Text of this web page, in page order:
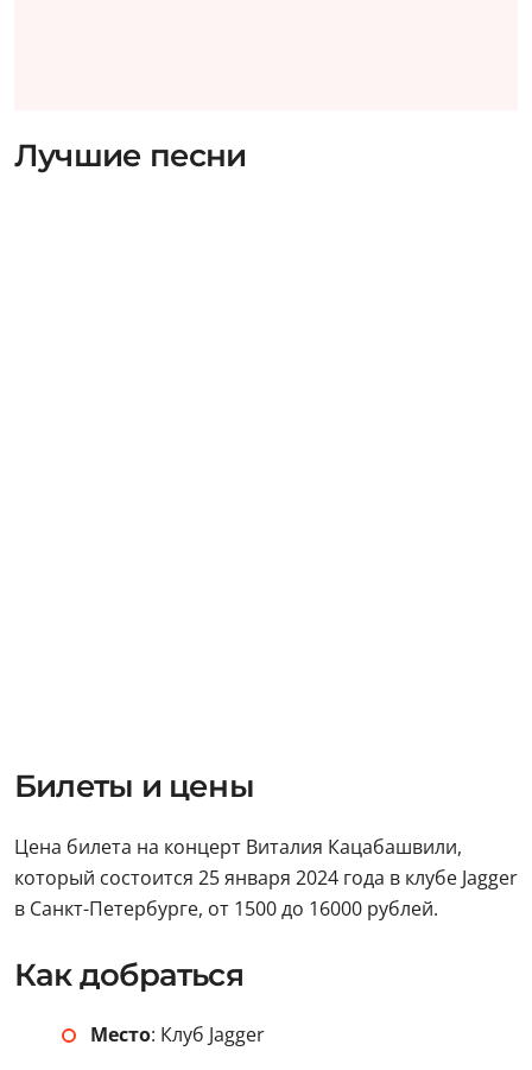
Лучшие песни
Билеты и цены
Цена билета на концерт Виталия Кацабашвили,
который состоится 25 января 2024 года в клубе Jagger
в Санкт-Петербурге, от 1500 до 16000 рублей.
Как добраться
Место: Клуб Jagger